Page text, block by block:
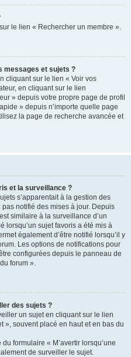
le lien « Rechercher un membre ».
messages et sujets ?
cliquant sur le lien « Voir vos
en cliquant sur le lien
» depuis votre propre page de profil
» depuis n’importe quelle page
la page de recherche avancée et
et la surveillance ?
s’apparentait à la gestion des
notifié des mises à jour. Depuis
similaire à la surveillance d’un
lorsqu’un sujet favoris a été mis à
également d’être notifié lorsqu’il y
Les options de notifications pour
configurées depuis le panneau de
forum ».
des sujets ?
un sujet en cliquant sur le lien
», souvent placé en haut et en bas du
formulaire « M’avertir lorsqu’une
de surveiller le sujet.